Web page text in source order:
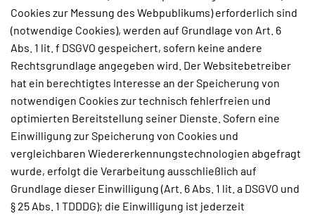
Cookies zur Messung des Webpublikums) erforderlich sind
(notwendige Cookies), werden auf Grundlage von Art. 6
Abs. 1 lit. f DSGVO gespeichert, sofern keine andere
Rechtsgrundlage angegeben wird. Der Websitebetreiber
hat ein berechtigtes Interesse an der Speicherung von
notwendigen Cookies zur technisch fehlerfreien und
optimierten Bereitstellung seiner Dienste. Sofern eine
Einwilligung zur Speicherung von Cookies und
vergleichbaren Wiedererkennungstechnologien abgefragt
wurde, erfolgt die Verarbeitung ausschließlich auf
Grundlage dieser Einwilligung (Art. 6 Abs. 1 lit. a DSGVO und
§ 25 Abs. 1 TDDDG); die Einwilligung ist jederzeit